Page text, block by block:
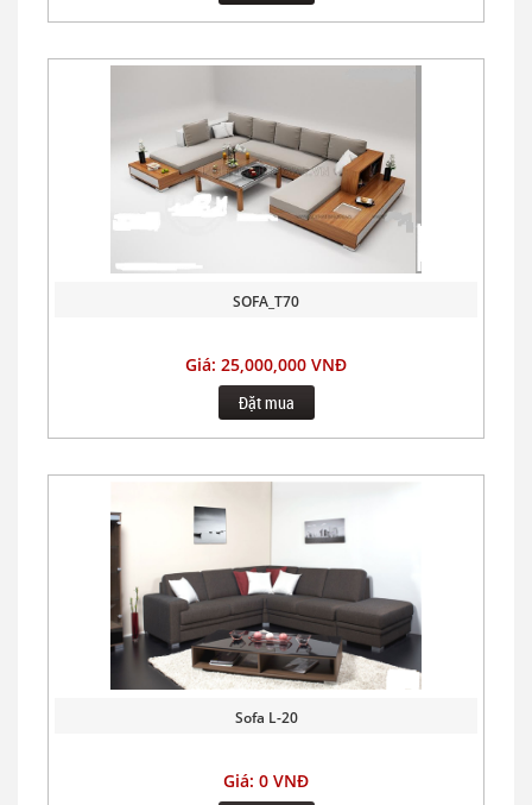
SOFA_T70
Giá: 25,000,000 VNĐ
Đặt mua
Sofa L-20
Giá: 0 VNĐ